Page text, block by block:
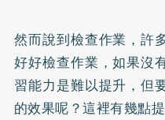
然而說到檢查作業，許
好好檢查作業，如果沒
習能力是難以提升，但
的效果呢？這裡有幾點